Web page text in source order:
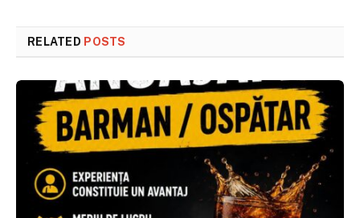
RELATED POSTS